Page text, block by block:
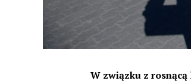
W związku z